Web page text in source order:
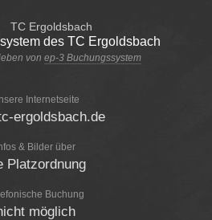
TC Ergoldsbach
des TC Ergoldsbach
von ep-3 Buchungssystem
Internetseite
ergoldsbach.de
& Bilder über
Platzordnung
Buchung
möglich